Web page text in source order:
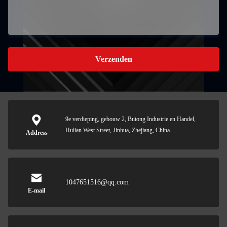
Verzenden
Address
9e verdieping, gebouw 2, Butong Industrie en Handel,
Hulian West Street, Jinhua, Zhejiang, China
E-mail
1047651516@qq.com